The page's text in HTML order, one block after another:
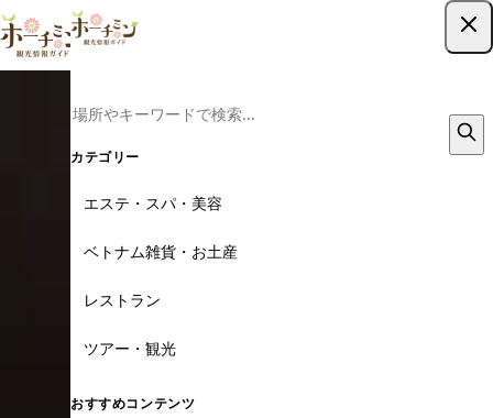
カテゴリー
エステ・スパ・美容
ベトナム雑貨・お土産
レストラン
ツアー・観光
おすすめコンテンツ